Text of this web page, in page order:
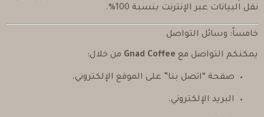
نقل البيانات عبر الإنترنت بنسبة 100%.
خامساً: وسائل التواصل
يمكنكم التواصل مع Gnad Coffee من خلال:
صفحة “اتصل بنا” على الموقع الإلكتروني.
البريد الإلكتروني.